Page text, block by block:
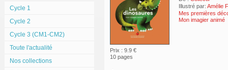
Cycle 1
Cycle 2
Cycle 3 (CM1-CM2)
Toute l'actualité
Nos collections
Prix : 9.9 €
10 pages
Illustré par: Amélie
Mes premières
Mon imagier animé